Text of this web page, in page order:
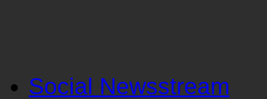
Social Newsstream